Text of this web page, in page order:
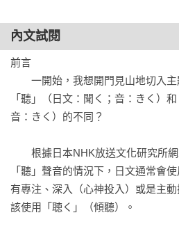
【讓人聽你說話的技術】
日常生活篇
‧找個身旁的位子坐下來
‧一起去洗手間
‧回家時一起同行
‧圍著營火聊天
‧簡單的工作一起做
‧試著說點別人的壞話
第3章  聽的力量，關心的力量
一次的心理諮商／兩種類型的「了解
明白的事／你真的好辛苦呀！／社
／人際關係的力量／社會常識與專
護之心／諮商心理師的工作就是翻譯
第4章　有誰來聽
負責對話的第三方／掀起餐桌論戰的
內文試閱
前言
一開始，我想開門見山地切入主
「聽」（日文：聞く；音：きく）
音：きく）的不同？
根據日本NHK放送文化研究所網
「聽」聲音的情況下，日文通常會
有專注、深入（心神投入）或是主
該使用「聴く」（傾聽）。